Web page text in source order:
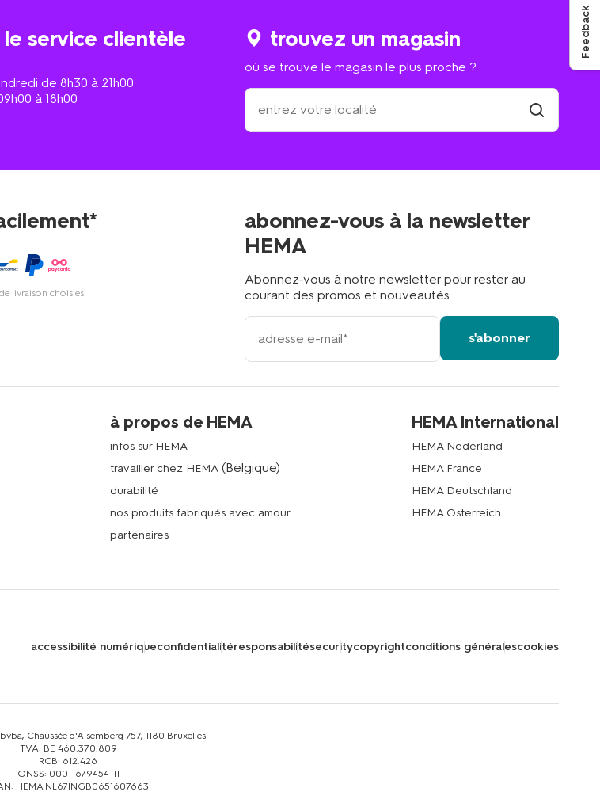
service clientèle
de 8h30 à 21h00
à 18h00
trouvez un magasin
où se trouve le magasin le plus proche ?
où
trouve
le
?
trouver
livraison choisies
abonnez-vous à la newsletter
HEMA
Abonnez-vous à notre newsletter pour rester au
courant des promos et nouveautés.
votre
adresse
s'abonner
à propos de HEMA
infos sur HEMA
travailler chez HEMA (Belgique)
durabilité
nos produits fabriqués avec amour
partenaires
HEMA International
HEMA Nederland
HEMA France
HEMA Deutschland
HEMA Österreich
accessibilité numériqueconfidentialitéresponsabilitésecuritycopyrightconditions généralescookies
Chaussée d'Alsemberg 757, 1180 Bruxelles
TVA: BE 460.370.809
RCB: 612.426
ONSS: 000-1679454-11
HEMA NL67INGB0651607663
Feedback